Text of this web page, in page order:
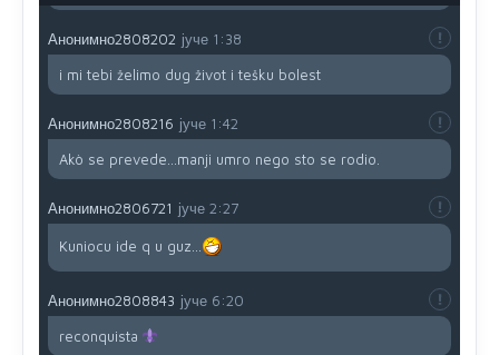
Анонимно2808202 јуче 1:38
i mi tebi želimo dug život i tešku bolest
Анонимно2808216 јуче 1:42
Akò se prevede...manji umro nego sto se rodio.
Анонимно2806721 јуче 2:27
Kuniocu ide q u guz...
Анонимно2808843 јуче 6:20
reconquista